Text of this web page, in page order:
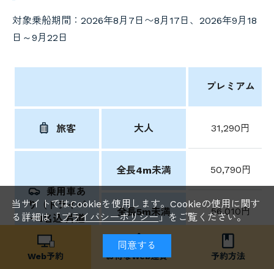
当サイトではCookieを使用します。Cookieの使用に関す
る詳細は「プライバシーポリシー」をご覧ください。
同意する
対象乗船期間：2026年8月7日〜8月17日、2026年9月18
日～9月22日
プレミアム
旅客 大人 31,290円
乗用車あ
り（ドライバ
ー1名込 片道
運賃）
全長4m未満 50,790円
全長5m未満 56,010円
全長6m未満 61,240円
Web予約 お得なWeb運賃 予約方法